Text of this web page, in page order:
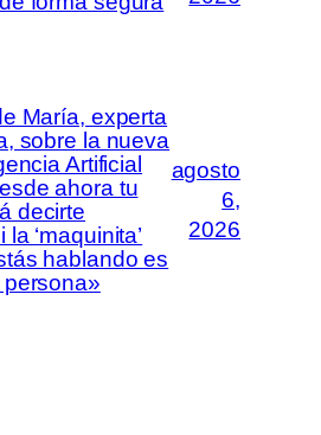
María, experta
sobre la nueva
Artificial
ahora tu
decirte
‘maquinita’
hablando es
agosto
6,
2026